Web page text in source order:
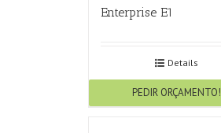
Enterprise E1
Details
PEDIR ORÇAMENTO!